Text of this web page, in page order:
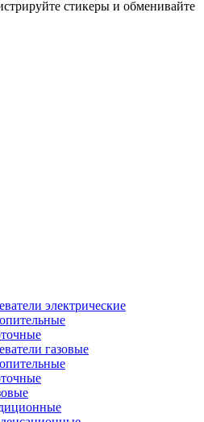
стикеры и обменивайте
электрические
газовые